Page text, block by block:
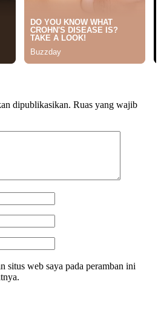
dipublikasikan. Ruas yang wajib
situs web saya pada peramban ini